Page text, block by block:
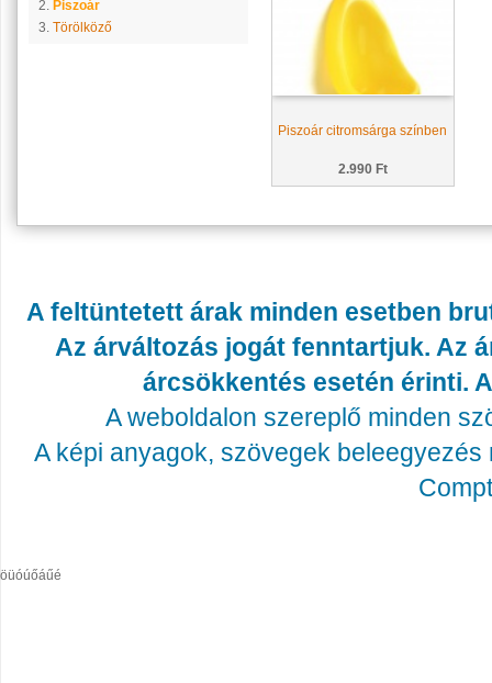
2. Piszoár
3. Törölköző
Piszoár citromsárga színben
2.990 Ft
A feltüntetett árak minden esetben
Az árváltozás jogát fenntartjuk. Az
árcsökkentés esetén érinti.
A weboldalon szereplő minden
A képi anyagok, szövegek
öüóúőáűé